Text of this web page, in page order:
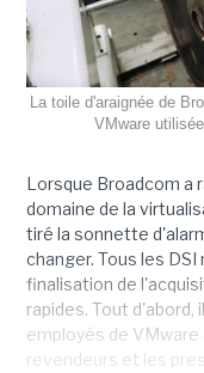
La toile d'araignée de
VMware
Lorsque Broadcom a
domaine de la
tiré la sonnette
changer. Tous les
finalisation de
rapides. Tout d'abord,
employés de
revendeurs et les